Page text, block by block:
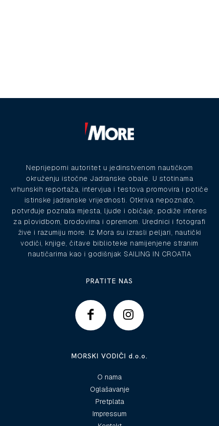
Neprijeporni autoritet u jedinstvenom nautičkom
okruženju istočne Jadranske obale. U stotinama
vrhunskih reportaža, intervjua i testova promovira i potiče
istinske jadranske vrijednosti. Otkriva nepoznato,
potvrđuje poznata mjesta, ljude i običaje, podiže interes
za plovidbom, brodovima i opremom. Urednici i fotografi
žive i razumiju more. Iz Mora su izrasli peljari, nautički
vodiči, knjige, čitave biblioteke namijenjene stranim
nautičarima kao i godišnjak SAILING IN CROATIA
PRATITE NAS
MORSKI VODIČI d.o.o.
O nama
Oglašavanje
Pretplata
Impressum